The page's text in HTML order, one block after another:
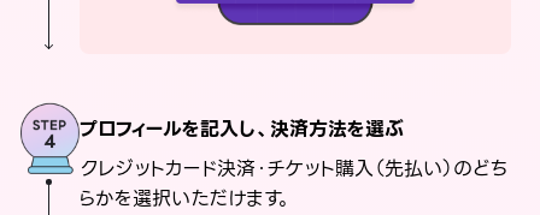
プロフィールを記入し、決済方法を選ぶ
クレジットカード決済・チケット購入（先払い）のどち
らかを選択いただけます。